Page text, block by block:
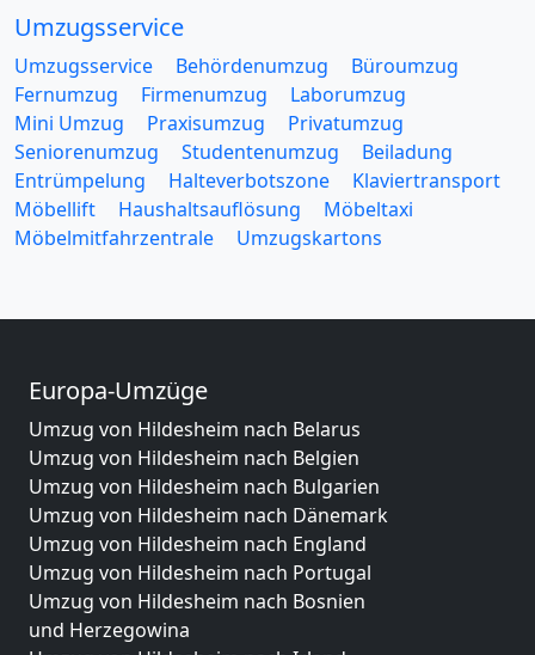
Umzugsservice
Umzugsservice Behördenumzug
Büroumzug
Fernumzug
Firmenumzug
Laborumzug
Mini Umzug
Praxisumzug
Privatumzug
Seniorenumzug
Studentenumzug
Beiladung
Entrümpelung
Halteverbotszone
Klaviertransport
Möbellift
Haushaltsauflösung
Möbeltaxi
Möbelmitfahrzentrale
Umzugskartons
Europa-Umzüge
Umzug von Hildesheim nach Belarus
Umzug von Hildesheim nach Belgien
Umzug von Hildesheim nach Bulgarien
Umzug von Hildesheim nach Dänemark
Umzug von Hildesheim nach England
Umzug von Hildesheim nach Portugal
Umzug von Hildesheim nach Bosnien
und Herzegowina